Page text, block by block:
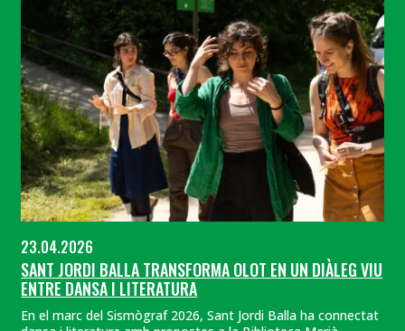
23.04.2026
SANT JORDI BALLA TRANSFORMA OLOT EN UN DIÀLEG VIU
ENTRE DANSA I LITERATURA
En el marc del Sismògraf 2026, Sant Jordi Balla ha connectat